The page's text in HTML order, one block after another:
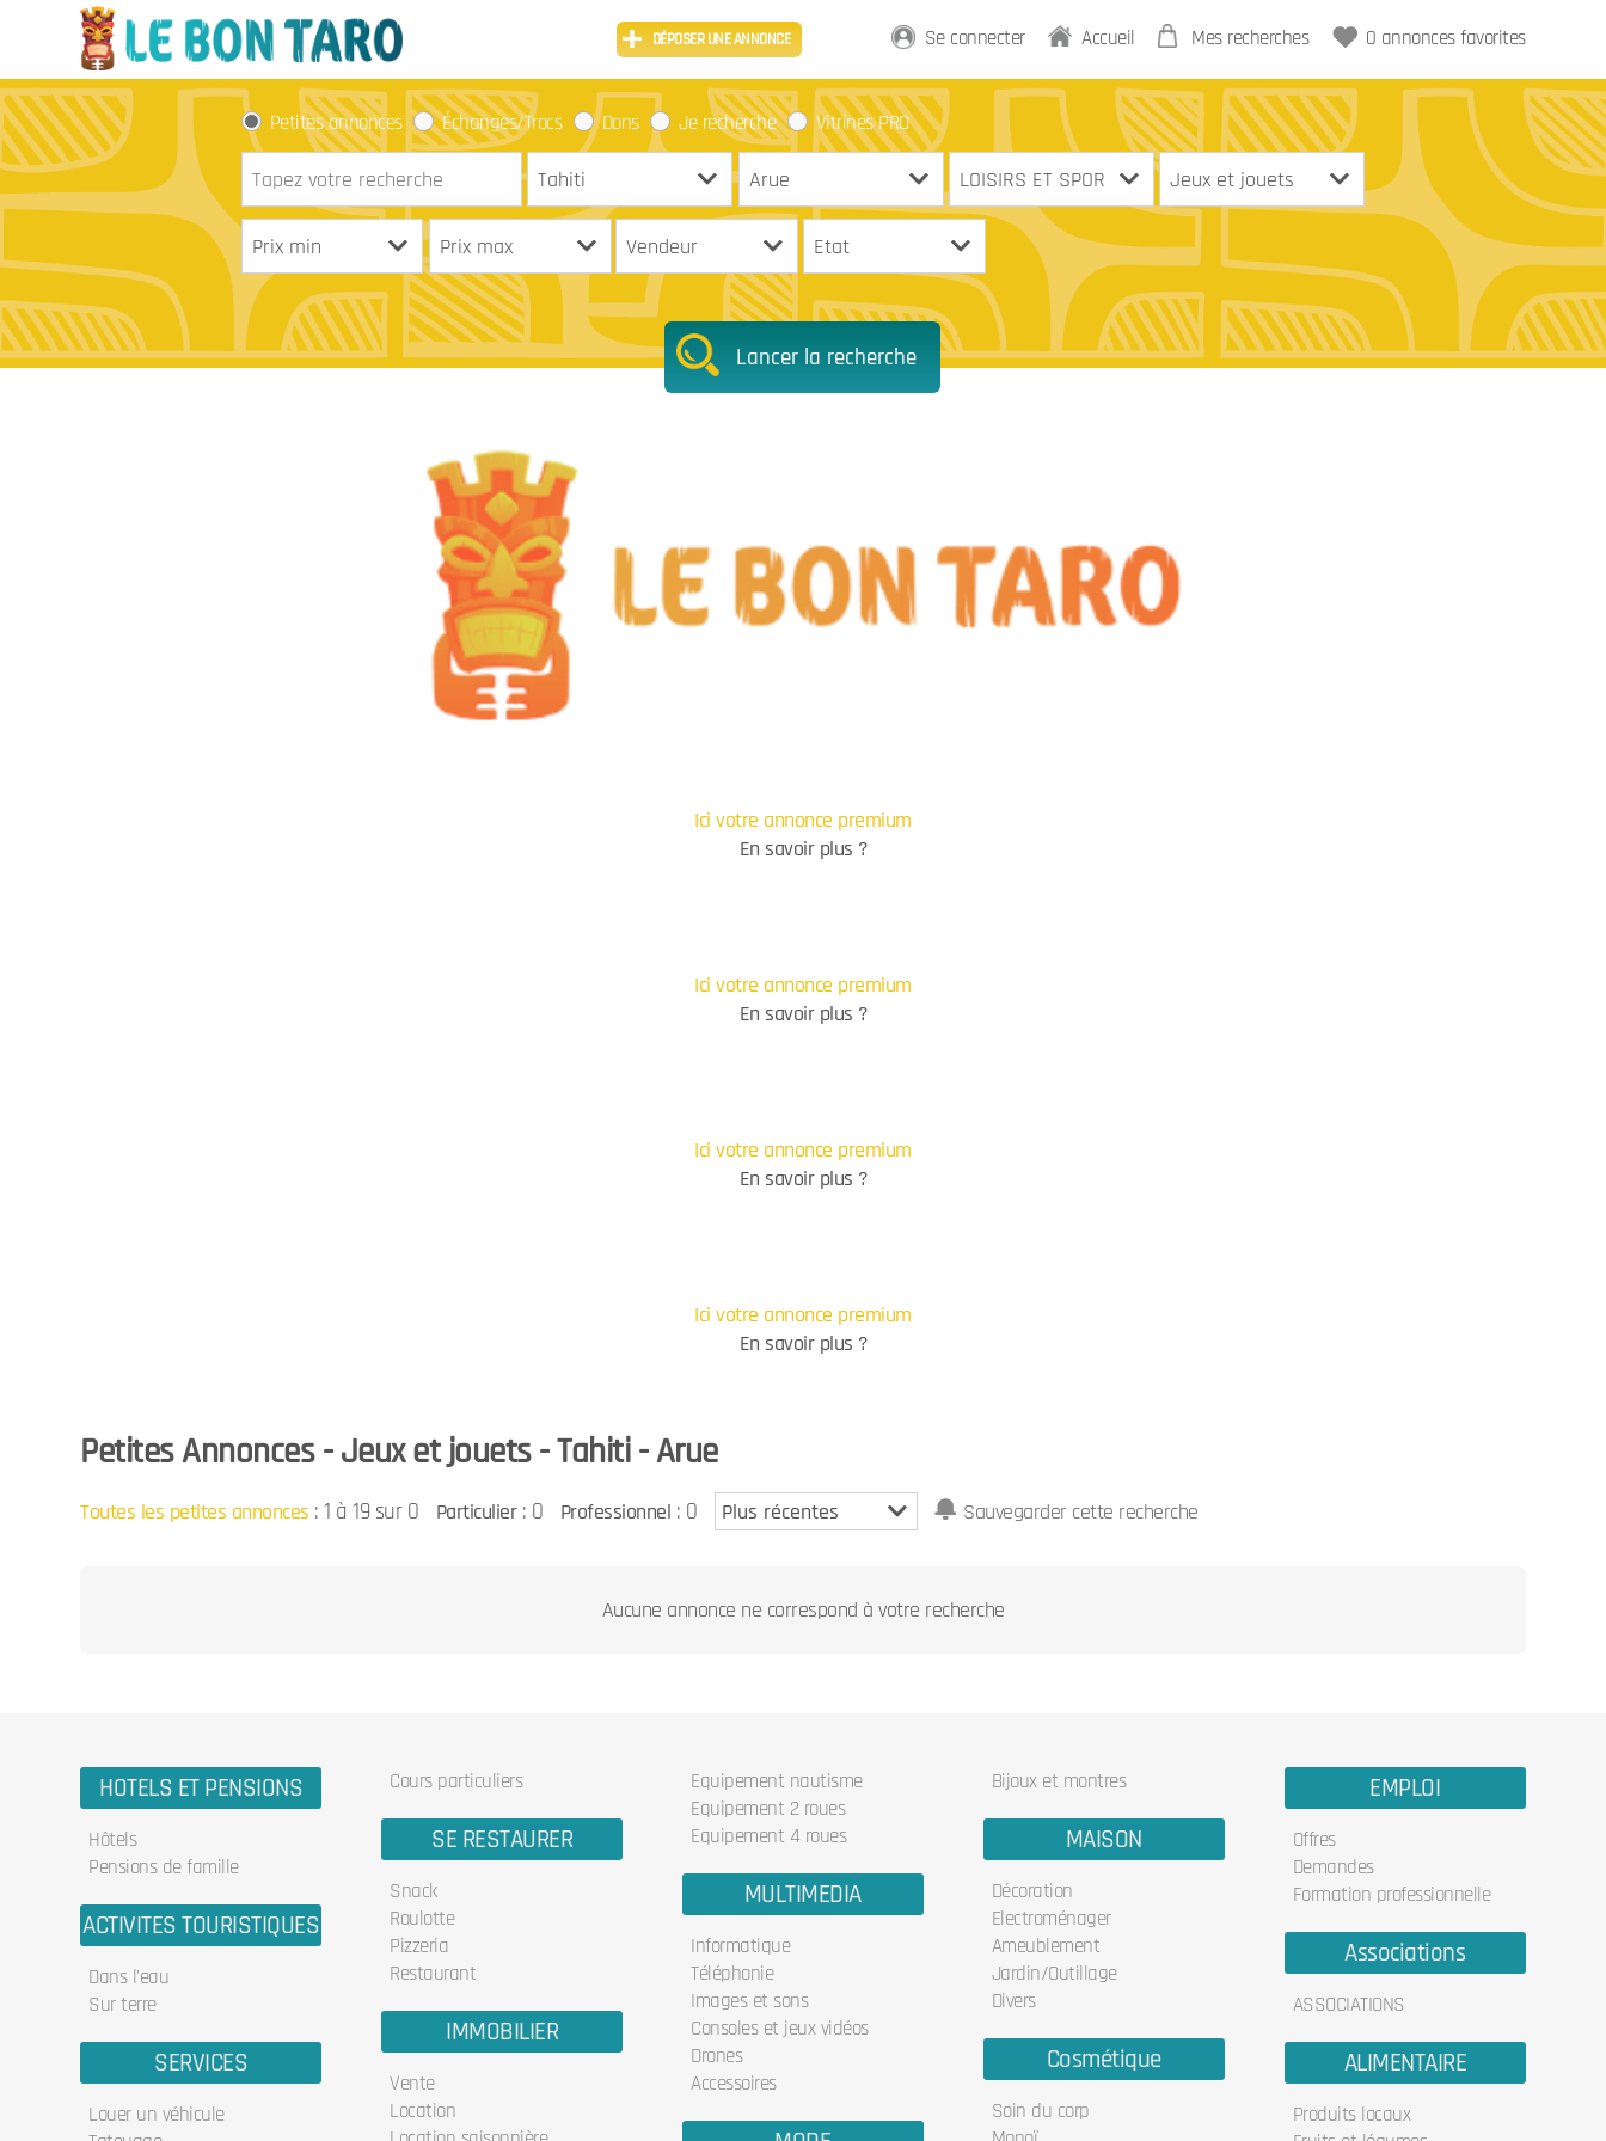
DÉPOSER UNE ANNONCE Se connecter Accueil Mes recherches 0 annonces favorites
Petites annonces Échanges/Trocs Dons Je recherche Vitrines PRO
Lancer la recherche
Ici votre annonce premium
En savoir plus ?
Ici votre annonce premium
En savoir plus ?
Ici votre annonce premium
En savoir plus ?
Ici votre annonce premium
En savoir plus ?
Petites Annonces - Jeux et jouets - Tahiti - Arue
Toutes les petites annonces :1 à 19 sur 0 Particulier: 0 Professionnel : 0 Sauvegarder cette recherche
Aucune annonce ne correspond à votre recherche
HOTELS ET PENSIONS
Hôtels
Pensions de famille
ACTIVITES TOURISTIQUES
Dans l'eau
Sur terre
SERVICES
Louer un véhicule
Cours particuliers
SE RESTAURER
Snack
Roulotte
Pizzeria
Restaurant
IMMOBILIER
Vente
Location
Equipement nautisme
Equipement 2 roues
Equipement 4 roues
MULTIMEDIA
Informatique
Téléphonie
Images et sons
Consoles et jeux vidéos
Drones
Accessoires
Bijoux et montres
MAISON
Décoration
Electroménager
Ameublement
Jardin/Outillage
Divers
Cosmétique
Soin du corp
EMPLOI
Offres
Demandes
Formation professionnelle
Associations
ASSOCIATIONS
ALIMENTAIRE
Produits locaux